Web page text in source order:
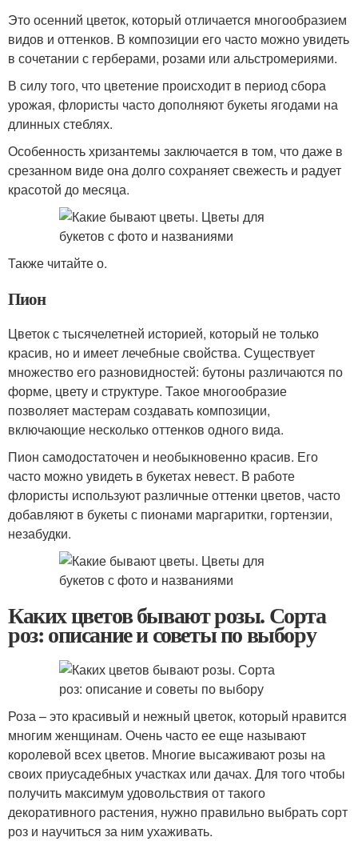
Это осенний цветок, который отличается многообразием
видов и оттенков. В композиции его часто можно увидеть
в сочетании с герберами, розами или альстромериями.
В силу того, что цветение происходит в период сбора
урожая, флористы часто дополняют букеты ягодами на
длинных стеблях.
Особенность хризантемы заключается в том, что даже в
срезанном виде она долго сохраняет свежесть и радует
красотой до месяца.
Также читайте о.
Пион
Цветок с тысячелетней историей, который не только
красив, но и имеет лечебные свойства. Существует
множество его разновидностей: бутоны различаются по
форме, цвету и структуре. Такое многообразие
позволяет мастерам создавать композиции,
включающие несколько оттенков одного вида.
Пион самодостаточен и необыкновенно красив. Его
часто можно увидеть в букетах невест. В работе
флористы используют различные оттенки цветов, часто
добавляют в букеты с пионами маргаритки, гортензии,
незабудки.
Каких цветов бывают розы. Сорта
роз: описание и советы по выбору
Роза – это красивый и нежный цветок, который нравится
многим женщинам. Очень часто ее еще называют
королевой всех цветов. Многие высаживают розы на
своих приусадебных участках или дачах. Для того чтобы
получить максимум удовольствия от такого
декоративного растения, нужно правильно выбрать сорт
роз и научиться за ним ухаживать.